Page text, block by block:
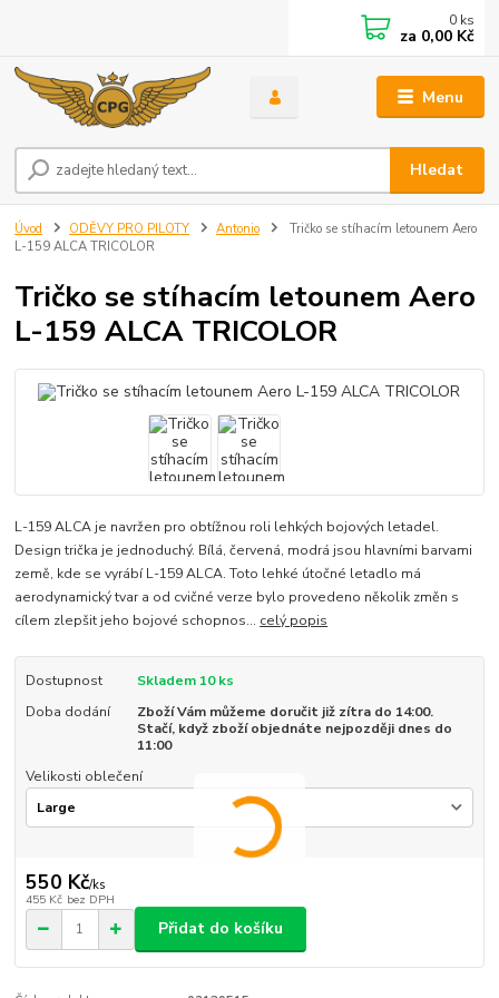
Menu
Hledat
0 ks
za 0,00 Kč
Úvod ODĚVY PRO PILOTY Antonio
Tričko se stíhacím letounem Aero
L-159 ALCA TRICOLOR
Tričko se stíhacím letounem Aero
L-159 ALCA TRICOLOR
L-159 ALCA je navržen pro obtížnou roli lehkých bojových letadel.
Design trička je jednoduchý. Bílá, červená, modrá jsou hlavními barvami
země, kde se vyrábí L-159 ALCA. Toto lehké útočné letadlo má
aerodynamický tvar a od cvičné verze bylo provedeno několik změn s
cílem zlepšit jeho bojové schopnos... celý popis
Dostupnost
Skladem 10 ks
Doba dodání
Zboží Vám můžeme doručit již zítra do 14:00.
Stačí, když zboží objednáte nejpozději dnes do
11:00
Velikosti oblečení
550 Kč/ks
455 Kč bez DPH
Přidat do košíku